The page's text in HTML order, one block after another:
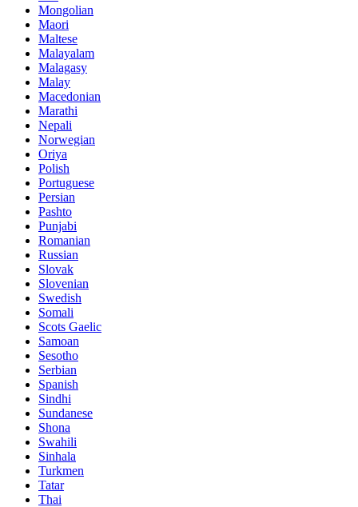
Mongolian
Maori
Maltese
Malayalam
Malagasy
Malay
Macedonian
Marathi
Nepali
Norwegian
Oriya
Polish
Portuguese
Persian
Pashto
Punjabi
Romanian
Russian
Slovak
Slovenian
Swedish
Somali
Scots Gaelic
Samoan
Sesotho
Serbian
Spanish
Sindhi
Sundanese
Shona
Swahili
Sinhala
Turkmen
Tatar
Thai